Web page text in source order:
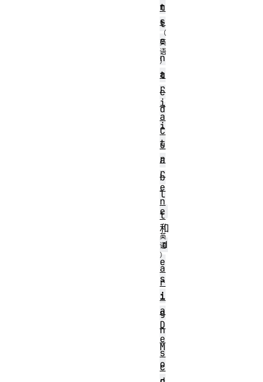
n
t
e
n
t
e
d
i
t
a
b
l
e
和
d
e
s
i
g
n
M
o
t
s
a
r
i
a
C
u
r
r
e
n
t
a
r
i
a
D
e
s
c